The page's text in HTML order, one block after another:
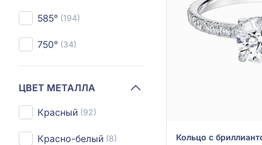
585° (194)
750° (34)
ЦВЕТ МЕТАЛЛА
Красный (92)
Красно-белый (8)